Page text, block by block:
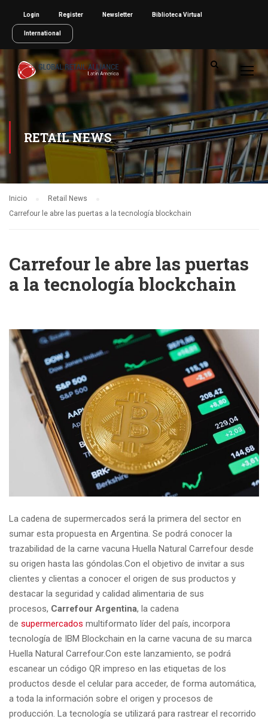
Login Register Newsletter Biblioteca Virtual
International
RETAIL NEWS
Inicio
Retail News
Carrefour le abre las puertas a la tecnología blockchain
Carrefour le abre las puertas
a la tecnología blockchain
La cadena de supermercados será la primera del sector en
sumar esta propuesta en Argentina. Se podrá conocer la
trazabilidad de la carne vacuna Huella Natural Carrefour desde
su origen hasta las góndolas.Con el objetivo de invitar a sus
clientes y clientas a conocer el origen de sus productos y
destacar la seguridad y calidad alimentaria de sus
procesos, Carrefour Argentina, la cadena
de supermercados multiformato líder del país, incorpora
tecnología de IBM Blockchain en la carne vacuna de su marca
Huella Natural Carrefour.Con este lanzamiento, se podrá
escanear un código QR impreso en las etiquetas de los
productos desde el celular para acceder, de forma automática,
a toda la información sobre el origen y procesos de
producción. La tecnología se utilizará para rastrear el recorrido